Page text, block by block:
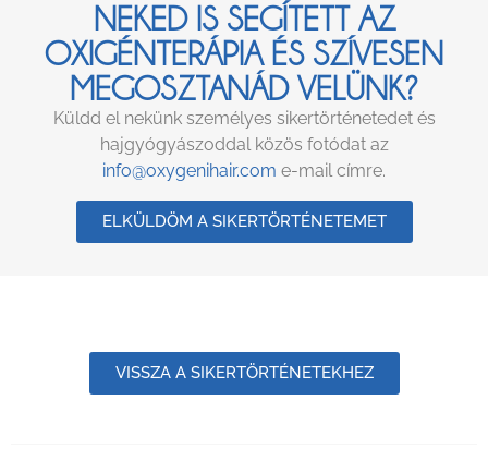
NEKED IS SEGÍTETT AZ
OXIGÉNTERÁPIA ÉS SZÍVESEN
MEGOSZTANÁD VELÜNK?
Küldd el nekünk személyes sikertörténetedet és
hajgyógyászoddal közös fotódat az
info@oxygenihair.com e-mail címre.
ELKÜLDÖM A SIKERTÖRTÉNETEMET
VISSZA A SIKERTÖRTÉNETEKHEZ